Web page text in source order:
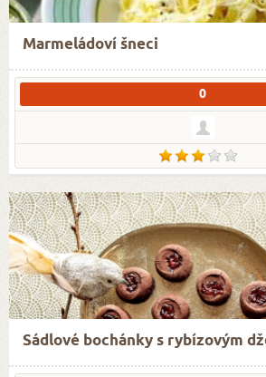
Marmeládoví šneci
0
Sádlové bochánky s rybízovým